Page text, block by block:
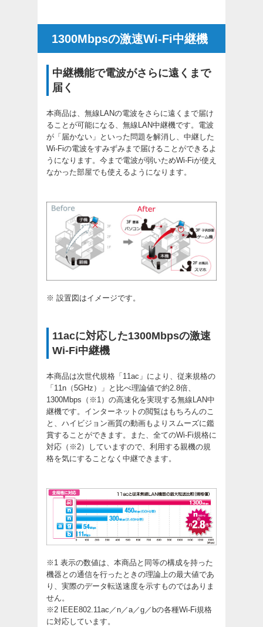
1300Mbpsの激速Wi-Fi中継機
中継機能で電波がさらに遠くまで
届く
本商品は、無線LANの電波をさらに遠くまで届け
ることが可能になる、無線LAN中継機です。電波
が「届かない」といった問題を解消し、中継した
Wi-Fiの電波をすみずみまで届けることができるよ
うになります。今まで電波が弱いためWi-Fiが使え
なかった部屋でも使えるようになります。
※ 設置図はイメージです。
11acに対応した1300Mbpsの激速
Wi-Fi中継機
本商品は次世代規格「11ac」により、従来規格の
「11n（5GHz）」と比べ理論値で約2.8倍、
1300Mbps（※1）の高速化を実現する無線LAN中
継機です。インターネットの閲覧はもちろんのこ
と、ハイビジョン画質の動画もよりスムーズに鑑
賞することができます。また、全てのWi-Fi規格に
対応（※2）していますので、利用する親機の規
格を気にすることなく中継できます。
※1 表示の数値は、本商品と同等の構成を持った
機器との通信を行ったときの理論上の最大値であ
り、実際のデータ転送速度を示すものではありま
せん。
※2 IEEE802.11ac／n／a／g／bの各種Wi-Fi規格
に対応しています。